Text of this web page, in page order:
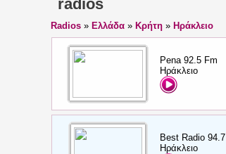
radios
Radios » Ελλάδα » Κρήτη » Ηράκλειο
Pena 92.5 Fm
Ηράκλειο
Best Radio 94.7
Ηράκλειο